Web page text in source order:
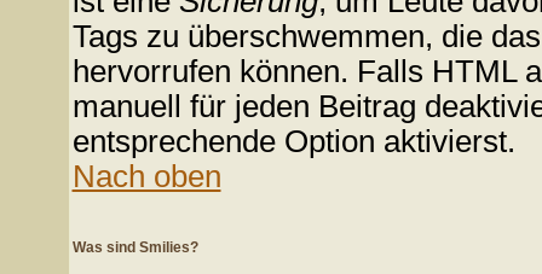
Tags zu überschwemmen, die
hervorrufen können. Falls HTML
manuell für jeden Beitrag
entsprechende Option aktivierst.
Nach oben
Was sind Smilies?